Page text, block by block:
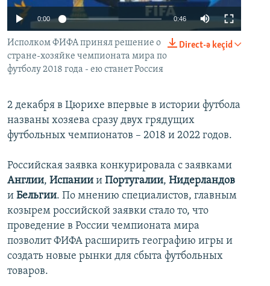
İNFOQRAFIKA
KARIKATURA
AZƏRBAYCAN ƏDƏBIYYATI KITABXANASI
İSLAM VƏ DEMOKRATIYA
İZ - MƏDƏNIYYƏT PROQRAMI
MISSIYAMIZ
PEŞƏ ETIKASI VƏ JURNALISTIKA STANDARTLARIMIZ
MATERIALLARIMIZDAN ISTIFADƏ
AZADLIQRADIOSU MOBIL TELEFONUNUZDA
BIZIMLƏ ƏLAQƏ
XƏBƏR BÜLLETENLƏRIMIZ
BIZI IZLƏ0:00 0:46
Direct-ə keçid
Исполком ФИФА принял решение о
стране-хозяйке чемпионата мира по
футболу 2018 года - ею станет Россия
2 декабря в Цюрихе впервые в истории футбола
названы хозяева сразу двух грядущих
футбольных чемпионатов – 2018 и 2022 годов.
Российская заявка конкурировала с заявками
Англии, Испании и Португалии, Нидерландов
и Бельгии. По мнению специалистов, главным
козырем российской заявки стало то, что
проведение в России чемпионата мира
позволит ФИФА расширить географию игры и
создать новые рынки для сбыта футбольных
товаров.